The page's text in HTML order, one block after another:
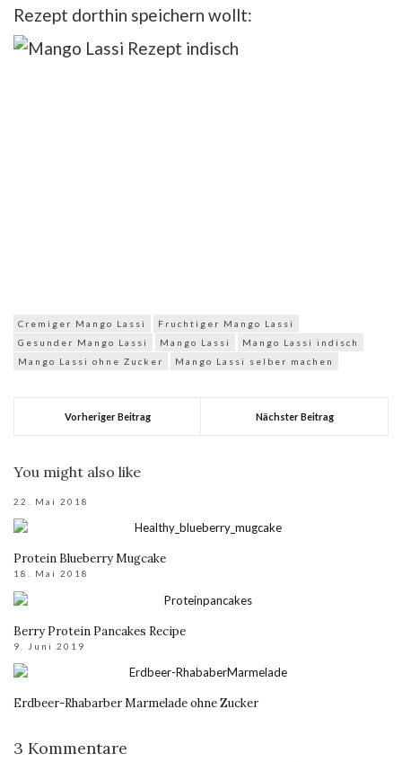
Rezept dorthin speichern wollt:
Cremiger Mango Lassi
Fruchtiger Mango Lassi
Gesunder Mango Lassi
Mango Lassi
Mango Lassi indisch
Mango Lassi ohne Zucker
Mango Lassi selber machen
Vorheriger Beitrag Nächster Beitrag
You might also like
22. Mai 2018
Protein Blueberry Mugcake
18. Mai 2018
Berry Protein Pancakes Recipe
9. Juni 2019
Erdbeer-Rhabarber Marmelade ohne Zucker
3 Kommentare